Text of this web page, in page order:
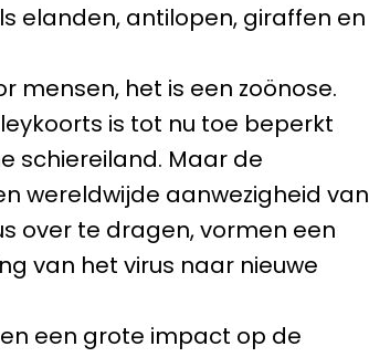
elanden, antilopen, giraffen en
mensen, het is een zoönose.
is tot nu toe beperkt
schiereiland. Maar de
wereldwijde aanwezigheid van
over te dragen, vormen een
van het virus naar nieuwe
een grote impact op de